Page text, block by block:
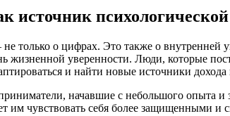
источник
только о цифрах. Это также о внутренней
жизненной уверенности. Люди, которые
и найти новые источники
начавшие с небольшого опыта и
им чувствовать себя более защищенными и